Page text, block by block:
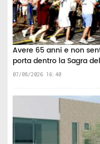
Avere 65 anni e non
porta dentro la Sagra
07/08/2026 16:40